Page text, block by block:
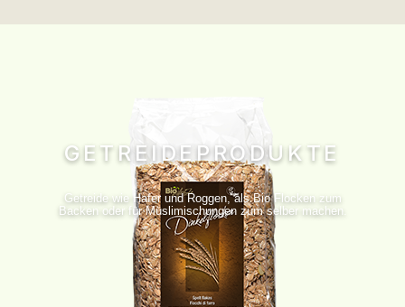
GETREIDEPRODUKTE
Getreide wie Hafer und Roggen, als Bio Flocken zum
Backen oder für Müslimischungen zum selber machen.